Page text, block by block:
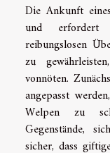
Die Ankunft
und erfordert
reibungslosen
zu
vonnöten.
angepasst
Welpen zu
Gegenstände,
sicher, dass